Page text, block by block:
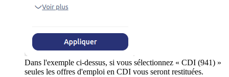
Dans l'exemple ci-dessus, si vous sélectionnez « CDI (941) »
seules les offres d'emploi en CDI vous seront restituées.